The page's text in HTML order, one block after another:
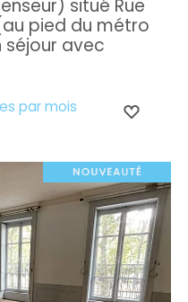
par mois
situé Rue
pied du métro
séjour avec